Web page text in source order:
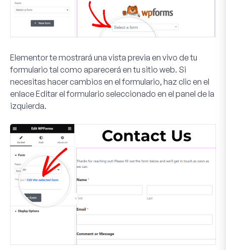
Elementor te mostrará una vista previa en vivo de tu
formulario tal como aparecerá en tu sitio web. Si
necesitas hacer cambios en el formulario, haz clic en el
enlaceEditar el formulario seleccionado en el panel de la
izquierda.